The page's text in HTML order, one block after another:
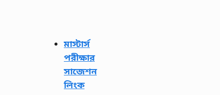
মাস্টার্স
পরীক্ষার
সাজেশন
লিংক